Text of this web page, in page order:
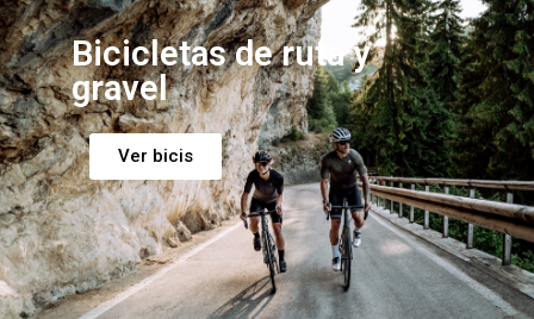
Bicicletas de ruta y
gravel
Ver bicis